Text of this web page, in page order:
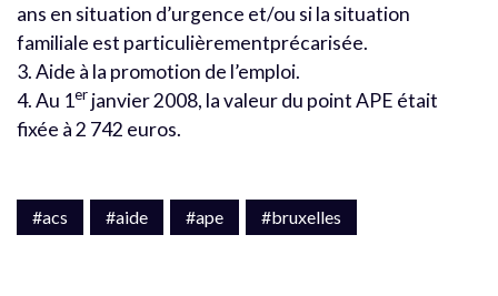
ans en situation d’urgence et/ou si la situation
familiale est particulièrementprécarisée.
3. Aide à la promotion de l’emploi.
4. Au 1er janvier 2008, la valeur du point APE était
fixée à 2 742 euros.
#acs #aide #ape #bruxelles